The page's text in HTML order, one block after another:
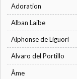
Adoration
Alban Laibe
Alphonse de Liguori
Alvaro del Portillo
Âme